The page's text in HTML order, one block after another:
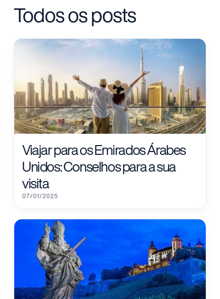
Todos os posts
Viajar para os Emirados Árabes
Unidos: Conselhos para a sua
visita
07/01/2025